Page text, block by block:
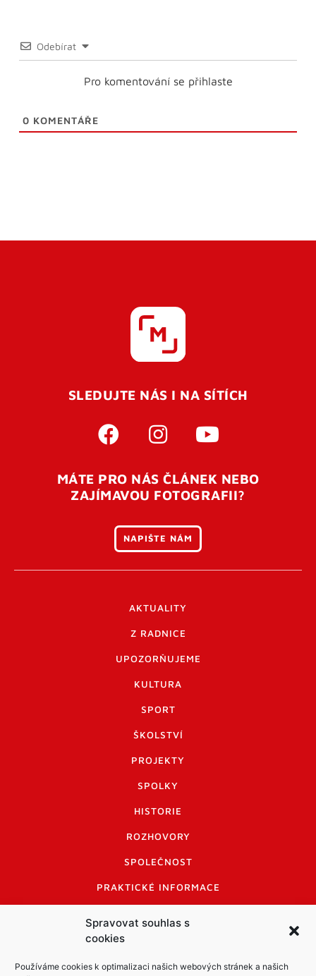
Spravovat souhlas s
cookies
Používáme cookies k optimalizaci našich webových stránek a našich
Odebírat
Pro komentování se přihlaste
0 KOMENTÁŘE
SLEDUJTE NÁS I NA SÍTÍCH
MÁTE PRO NÁS ČLÁNEK NEBO
ZAJÍMAVOU FOTOGRAFII?
NAPIŠTE NÁM
AKTUALITY
Z RADNICE
UPOZORŇUJEME
KULTURA
SPORT
ŠKOLSTVÍ
PROJEKTY
SPOLKY
HISTORIE
ROZHOVORY
SPOLEČNOST
PRAKTICKÉ INFORMACE
INFORMACE A KODEX DISKUTUJÍCÍCH
LOGO A LOGO MANUÁL